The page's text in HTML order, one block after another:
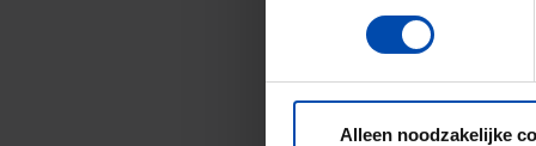
Alleen noodzakelijke